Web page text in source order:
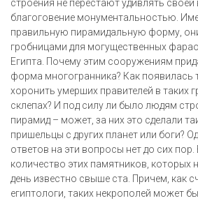
строения не перестают удивлять
благоговение монументальностью.
правильную пирамидальную форму,
гробницами для могущественных
Египта. Почему этим сооружениям
форма многогранника? Как появилась
хоронить умерших правителей в таких
склепах? И под силу ли было людям
пирамид – может, за них это сделали
пришельцы с других планет или боги?
ответов на эти вопросы нет до сих пор.
количество этих памятников, которых
день известно свыше ста. Причем, как
египтологи, таких некрополей может